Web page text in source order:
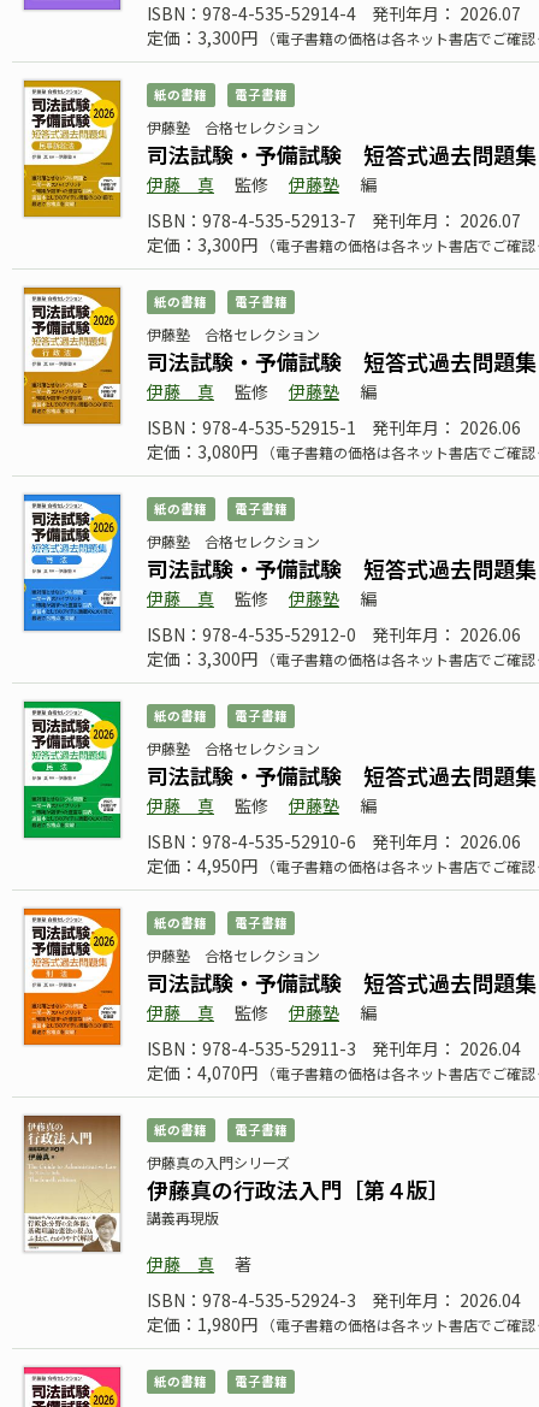
ISBN：978-4-535-52914-4
発刊年月： 2026.07
定価：3,300円
（電子書籍の価格は各ネット書店でご確
紙の書籍 電子書籍
伊藤塾 合格セレクション
司法試験・予備試験 短答式過去問
伊藤 真 監修 伊藤塾
編
ISBN：978-4-535-52913-7
発刊年月： 2026.07
定価：3,300円
（電子書籍の価格は各ネット書店でご確
紙の書籍 電子書籍
伊藤塾 合格セレクション
司法試験・予備試験 短答式過去問
伊藤 真 監修 伊藤塾
編
ISBN：978-4-535-52915-1
発刊年月： 2026.06
定価：3,080円
（電子書籍の価格は各ネット書店でご確
紙の書籍 電子書籍
伊藤塾 合格セレクション
司法試験・予備試験 短答式過去問
伊藤 真 監修 伊藤塾
編
ISBN：978-4-535-52912-0
発刊年月： 2026.06
定価：3,300円
（電子書籍の価格は各ネット書店でご確
紙の書籍 電子書籍
伊藤塾 合格セレクション
司法試験・予備試験 短答式過去問
伊藤 真 監修 伊藤塾
編
ISBN：978-4-535-52910-6
発刊年月： 2026.06
定価：4,950円
（電子書籍の価格は各ネット書店でご確
紙の書籍 電子書籍
伊藤塾 合格セレクション
司法試験・予備試験 短答式過去問
伊藤 真 監修 伊藤塾
編
ISBN：978-4-535-52911-3
発刊年月： 2026.04
定価：4,070円
（電子書籍の価格は各ネット書店でご確
紙の書籍 電子書籍
伊藤真の入門シリーズ
伊藤真の行政法入門［第４版］
講義再現版
伊藤 真
著
ISBN：978-4-535-52924-3
発刊年月： 2026.04
定価：1,980円
（電子書籍の価格は各ネット書店でご確
紙の書籍 電子書籍